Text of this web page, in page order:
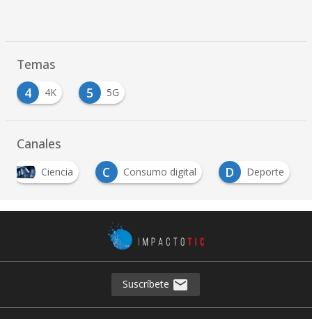
Temas
4
4K 5 5G
Canales
Ciencia C Consumo digital D Deporte
Suscríbete